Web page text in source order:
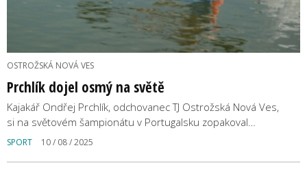
OSTROŽSKÁ NOVÁ VES
Prchlík dojel osmý na světě
Kajakář Ondřej Prchlík, odchovanec TJ Ostrožská Nová Ves,
si na světovém šampionátu v Portugalsku zopakoval…
SPORT 10 / 08 / 2025